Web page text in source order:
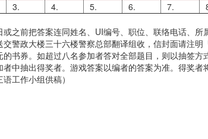
3. 4. 5. 6. 7.
之前把答案连同姓名、UI编号、职位、联络电话、
警政大楼三十六楼警察总部翻译组收，信封面请注
书券。如超过八名参加者答对全部题目，则以抽签
中抽出得奖者。游戏答案以编者的答案为准。得奖者
工作小组供稿）